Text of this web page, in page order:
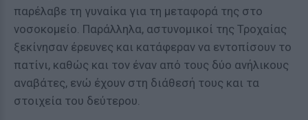
παρέλαβε τη γυναίκα για τη μεταφορά της στο
νοσοκομείο. Παράλληλα, αστυνομικοί της Τροχαίας
ξεκίνησαν έρευνες και κατάφεραν να εντοπίσουν το
πατίνι, καθώς και τον έναν από τους δύο ανήλικους
αναβάτες, ενώ έχουν στη διάθεσή τους και τα
στοιχεία του δεύτερου.